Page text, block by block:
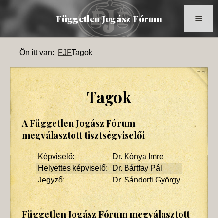
Független Jogász Fórum
Kronológia
Dokumentumok
Múltidéző
Tagok
Képek
Az FJF az MTI-ben
Ön itt van: FJFTagok
Tagok
A Független Jogász Fórum
megválasztott tisztségviselői
Képviselő:
Dr. Kónya Imre
Helyettes képviselő: Dr. Bártfay Pál
Jegyző:
Dr. Sándorfi György
Független Jogász Fórum megválasztott